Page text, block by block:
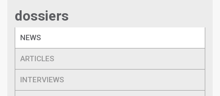
dossiers
NEWS
ARTICLES
INTERVIEWS